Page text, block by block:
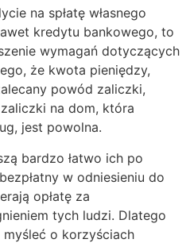
na spłatę własnego
kredytu bankowego, to
wymagań dotyczących
że kwota pieniędzy,
powód zaliczki,
na dom, która
jest powolna.
bardzo łatwo ich po
w odniesieniu do
opłatę za
tych ludzi. Dlatego
o korzyściach